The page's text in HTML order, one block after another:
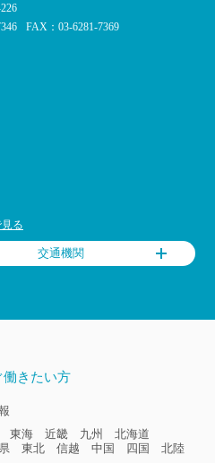
FAX：03-6281-7369
る
交通機関
働きたい方
東海 近畿 九州
北海道
東北 信越 中国 四国
北陸